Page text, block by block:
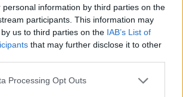
personal information by third parties on the
participants. This information may
us to third parties on the IAB’s List of
that may further disclose it to other
website/app uses one or more Google
Processing Opt Outs
meccset nyert meg a Miskolc
zárt az U18-as válogatott